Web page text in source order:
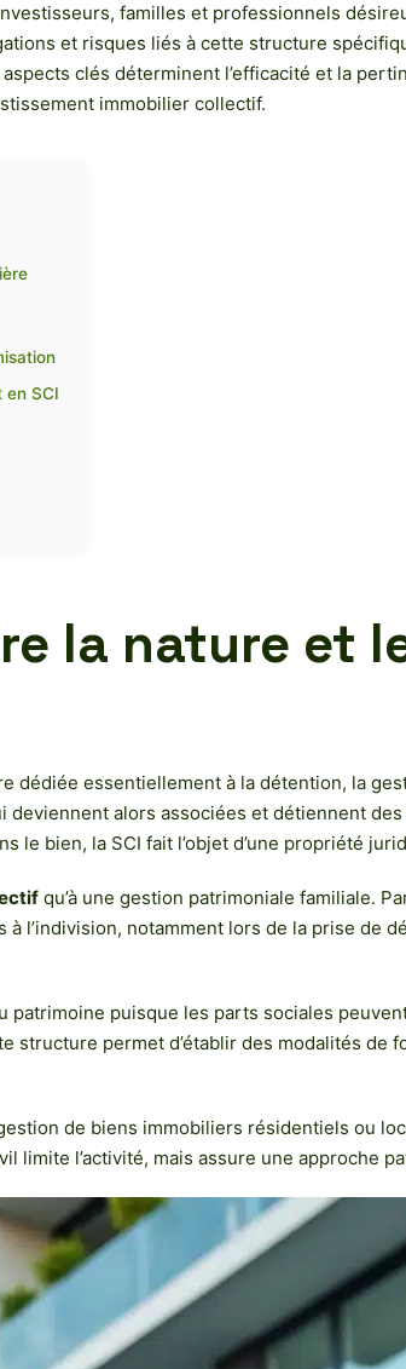
familles et professionnels
et risques liés à cette structure
clés déterminent l’efficacité et la
immobilier collectif.
en SCI
la nature et
essentiellement à la détention, la
deviennent alors associées et détiennent
bien, la SCI fait l’objet d’une propriété
qu’à une gestion patrimoniale familiale.
l’indivision, notamment lors de la prise de
puisque les parts sociales
permet d’établir des modalités de
de biens immobiliers résidentiels ou
l’activité, mais assure une approche